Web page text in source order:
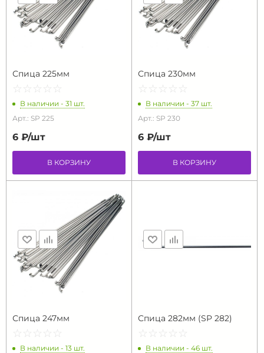
Спица 225мм
☆ ☆ ☆ ☆ ☆
★ ★ ★ ★ ★
В наличии - 31 шт.
Арт.: SP 225
6 ₽/шт
В КОРЗИНУ
Спица 230мм
☆ ☆ ☆ ☆ ☆
★ ★ ★ ★ ★
В наличии - 37 шт.
Арт.: SP 230
6 ₽/шт
В КОРЗИНУ
Спица 247мм
☆ ☆ ☆ ☆ ☆
★ ★ ★ ★ ★
В наличии - 13 шт.
Спица 282мм (SP 282)
☆ ☆ ☆ ☆ ☆
★ ★ ★ ★ ★
В наличии - 46 шт.